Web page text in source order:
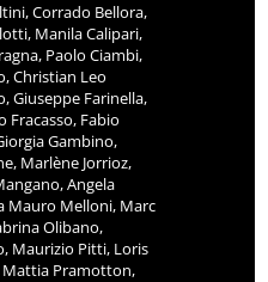
Corrado Bellora,
Manila Calipari,
Paolo Ciambi,
Christian Leo
Giuseppe Farinella,
Fracasso, Fabio
Gambino,
Marlène Jorrioz,
Angela
Mauro Melloni, Marc
Olibano,
Maurizio Pitti, Loris
Pramotton,